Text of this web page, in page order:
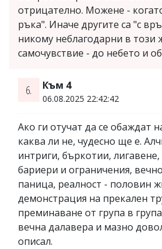
отрицателно. Можене -
ръка". Иначе другите са "с
никому неблагодарни в този
самочувствие - до небето и
6. Към 4
06.08.2025 22:42:42
Ако ги отучат да се обаждат
каква ли не, чудесно ще е.
интриги, бъркотии,
бариери и ограничения,
паница, реалност - половин
демонстрация на прекален
преминаване от група в
вечна далавера и мазно
описал.